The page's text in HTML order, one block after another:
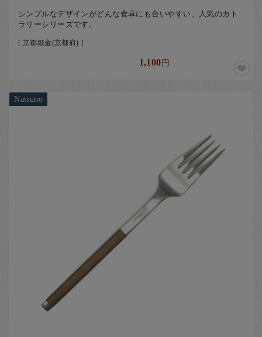
シンプルなデザインがどんな食卓にも合いやすい、人気のカト
ラリーシリーズです。
[ 京都鍛金(京都府) ]
1,100円
Natsuno